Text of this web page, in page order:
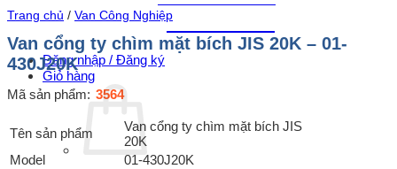
0939.487.487
Đăng nhập / Đăng ký
Giỏ hàng
Trang chủ / Van Công Nghiệp
Van cổng ty chìm mặt bích JIS 20K – 01-
430J20K
Mã sản phẩm: 3564
Tên sản phẩm
Van cổng ty chìm mặt bích JIS
20K
Model
01-430J20K